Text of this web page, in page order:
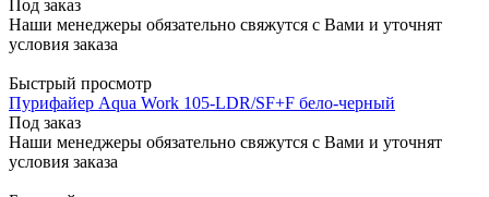
Под заказ
Наши менеджеры обязательно свяжутся с Вами и уточнят
условия заказа
Быстрый просмотр
Пурифайер Aqua Work 105-LDR/SF+F бело-черный
Под заказ
Наши менеджеры обязательно свяжутся с Вами и уточнят
условия заказа